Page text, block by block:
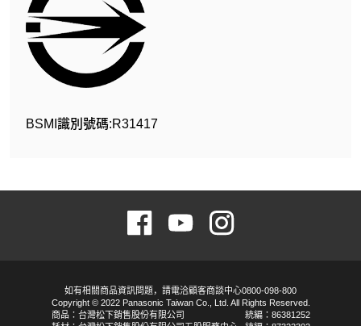
BSMI識別號碼:R31417
如有相關商品資訊問題，請電洽顧客商談中心0800-098-800
Copyright © 2022 Panasonic Taiwan Co., Ltd. All Rights Reserved.
商品：台灣松下銷售股份有限公司
統編：86381252